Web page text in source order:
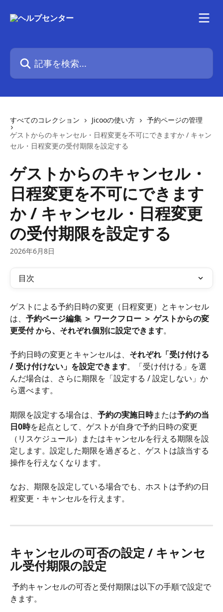
記事を検索...
すべてのコレクション Jicooの使い方
予約ページの管理
ゲストからのキャンセル・日程変更を不可にできますか / キャン
セル・日程変更の受付期限を設定する
ゲストからのキャンセル・
日程変更を不可にできます
か / キャンセル・日程変更
の受付期限を設定する
2026年6月8日
目次
ゲストによる予約日時の変更（日程変更）とキャンセル
は、 予約ページ編集 ＞ ワークフロー ＞ ゲストからの変
更受付 から、それぞれ個別に設定できます。
予約日時の変更とキャンセルは、 それぞれ「受け付ける
/ 受け付けない」を設定できます。「受け付ける」を選
んだ場合は、さらに期限を「設定する / 設定しない」か
ら選べます。
期限を設定する場合は、 予約の実施日時または予約の当
日0時を起点として、ゲストが自身で予約日時の変更
（リスケジュール）またはキャンセルを行える期限を設
定します。設定した期限を過ぎると、ゲストは該当する
操作を行えなくなります。
なお、期限を設定している場合でも、ホストは予約の日
程変更・キャンセルを行えます。
キャンセルの可否の設定 / キャンセ
ル受付期限の設定
きます。